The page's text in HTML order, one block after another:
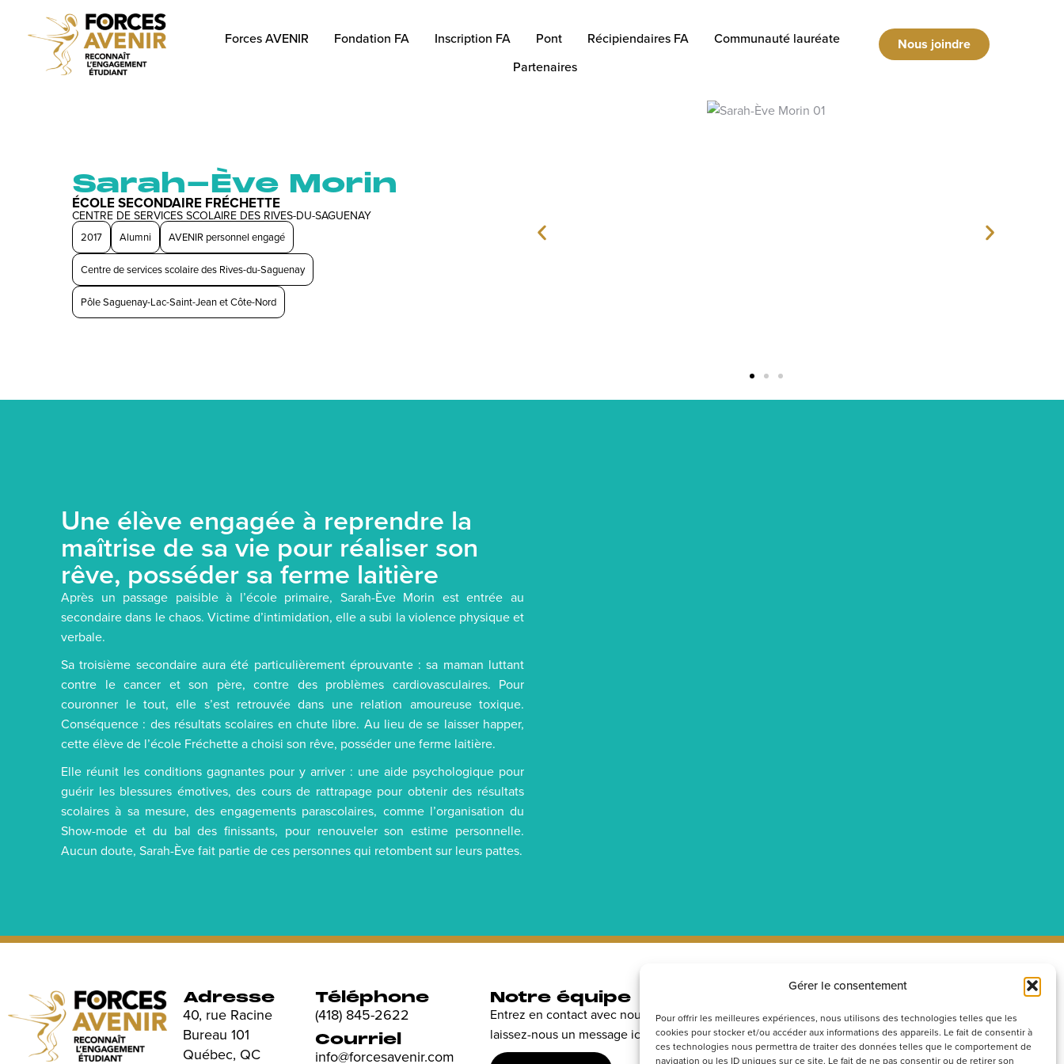
Gérer le consentement
Pour offrir les meilleures expériences, nous utilisons des technologies telles que les
cookies pour stocker et/ou accéder aux informations des appareils. Le fait de consentir à
ces technologies nous permettra de traiter des données telles que le comportement de
navigation ou les ID uniques sur ce site. Le fait de ne pas consentir ou de retirer son
Forces AVENIR Fondation FA Inscription FA Pont Récipiendaires FA
Communauté lauréate
Partenaires
Nous joindre
Sarah-Ève Morin
ÉCOLE SECONDAIRE FRÉCHETTE
CENTRE DE SERVICES SCOLAIRE DES RIVES-DU-SAGUENAY
2017 Alumni AVENIR personnel engagé
Centre de services scolaire des Rives-du-Saguenay
Pôle Saguenay-Lac-Saint-Jean et Côte-Nord
Une élève engagée à reprendre la
maîtrise de sa vie pour réaliser son
rêve, posséder sa ferme laitière
Après un passage paisible à l’école primaire, Sarah-Ève Morin est entrée au
secondaire dans le chaos. Victime d’intimidation, elle a subi la violence physique et
verbale.
Sa troisième secondaire aura été particulièrement éprouvante : sa maman luttant
contre le cancer et son père, contre des problèmes cardiovasculaires. Pour
couronner le tout, elle s’est retrouvée dans une relation amoureuse toxique.
Conséquence : des résultats scolaires en chute libre. Au lieu de se laisser happer,
cette élève de l’école Fréchette a choisi son rêve, posséder une ferme laitière.
Elle réunit les conditions gagnantes pour y arriver : une aide psychologique pour
guérir les blessures émotives, des cours de rattrapage pour obtenir des résultats
scolaires à sa mesure, des engagements parascolaires, comme l’organisation du
Show-mode et du bal des finissants, pour renouveler son estime personnelle.
Aucun doute, Sarah-Ève fait partie de ces personnes qui retombent sur leurs pattes.
Adresse
40, rue Racine
Bureau 101
Québec, QC
Téléphone
(418) 845-2622
Courriel
info@forcesavenir.com
Notre équipe
Entrez en contact avec nous et
laissez-nous un message ici.
Découvrez nos offres d’emploi ou
envoyez votre candidature
spontanée
sociaux